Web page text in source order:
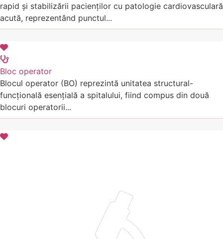
rapid și stabilizării pacienților cu patologie cardiovasculară
acută, reprezentând punctul...
Bloc operator
Blocul operator (BO) reprezintă unitatea structural-
funcțională esențială a spitalului, fiind compus din două
blocuri operatorii...